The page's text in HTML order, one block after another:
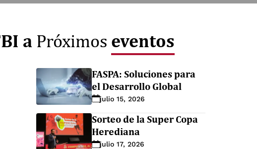
a Próximos eventos
FASPA: Soluciones para
el Desarrollo Global
julio 15, 2026
Sorteo de la Super Copa
Herediana
julio 17, 2026